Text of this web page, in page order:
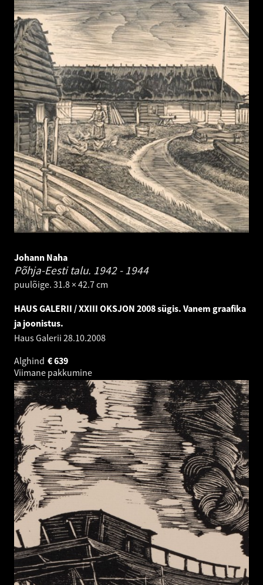
Johann Naha
Põhja-Eesti talu. 1942 - 1944
puulõige. 31.8 × 42.7 cm
HAUS GALERII / XXIII OKSJON 2008 sügis. Vanem graafika
ja joonistus.
Haus Galerii 28.10.2008
Alghind
639
€
Viimane pakkumine